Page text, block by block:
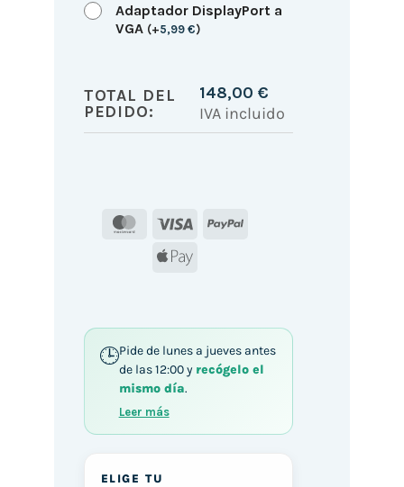
Adaptador DisplayPort a
VGA (+5,99 €)
TOTAL DEL
PEDIDO:
148,00 €
IVA incluido
MasterCard
Visa
PayPal
Apple
Pide de lunes a jueves antes
de las 12:00 y recógelo el
mismo día.
Leer más
ELIGE TU